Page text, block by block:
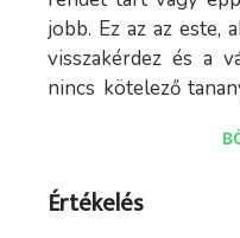
jobb. Ez az az este,
visszakérdez és a
nincs kötelező
hossza 90
canar.../1439099
Értékelés